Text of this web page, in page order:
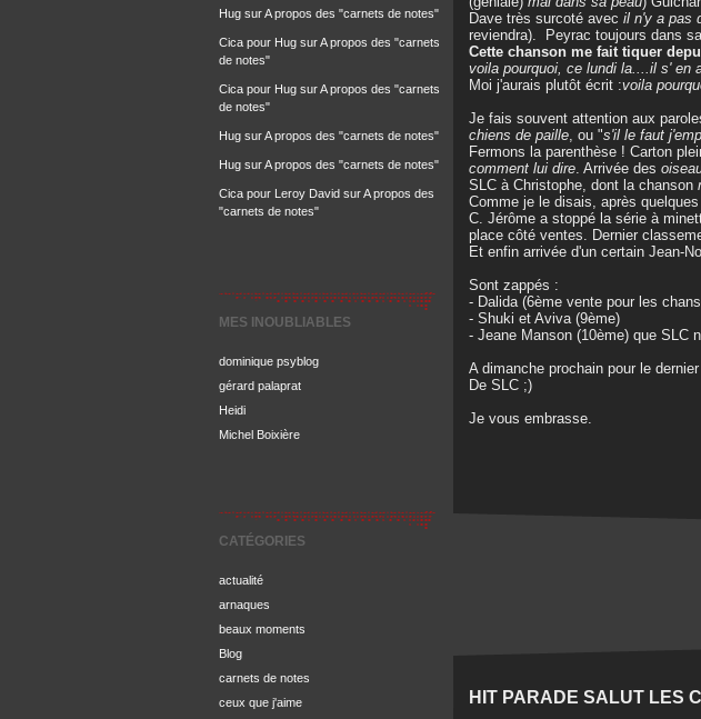
Hug surA propos des "carnets de notes"
Cica pour Hug surA propos des "carnets
de notes"
Cica pour Hug surA propos des "carnets
de notes"
Hug surA propos des "carnets de notes"
Hug surA propos des "carnets de notes"
Cica pour Leroy David surA propos des
"carnets de notes"
MES INOUBLIABLES
dominique psyblog
gérard palaprat
Heidi
Michel Boixière
CATÉGORIES
actualité
arnaques
beaux moments
Blog
carnets de notes
ceux que j'aime
Dave très surcoté avec il n'y a pas
reviendra). Peyrac toujours dans
Cette chanson me fait tiquer
voila pourquoi, ce lundi la....il s' en
Moi j'aurais plutôt écrit :voila
Je fais souvent attention aux
chiens de paille , ou "s'il le faut
Fermons la parenthèse ! Carton
comment lui dire . Arrivée des
SLC à Christophe, dont la chanson
Comme je le disais, après
C. Jérôme a stoppé la série à
place côté ventes. Dernier
Et enfin arrivée d'un certain Jean-
Sont zappés :
- Dalida (6ème vente pour les
- Shuki et Aviva (9ème)
- Jeane Manson (10ème) que SLC
A dimanche prochain pour le dernier
De SLC ;)
Je vous embrasse.
HIT PARADE SALUT LES